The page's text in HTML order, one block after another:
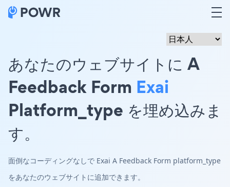
あなたのウェブサイトに A
Feedback Form Exai
Platform_type を埋め込みま
す。
面倒なコーディングなしで Exai A Feedback Form platform_type
をあなたのウェブサイトに追加できます。